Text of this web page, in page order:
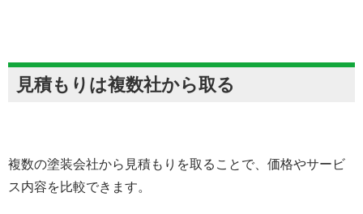
見積もりは複数社から取る
複数の塗装会社から見積もりを取ることで、価格やサービ
ス内容を比較できます。